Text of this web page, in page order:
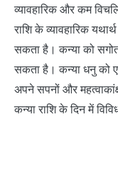
व्यावहारिक और कम
राशि के व्यावहारिक
सकता है। कन्या को
सकता है। कन्या धनु को
अपने सपनों और
कन्या राशि के दिन में